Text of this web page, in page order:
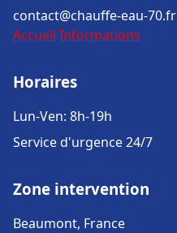
contact@chauffe-eau-70.fr
Accueil Informations
Horaires
Lun-Ven: 8h-19h
Service d'urgence 24/7
Zone intervention
Beaumont, France